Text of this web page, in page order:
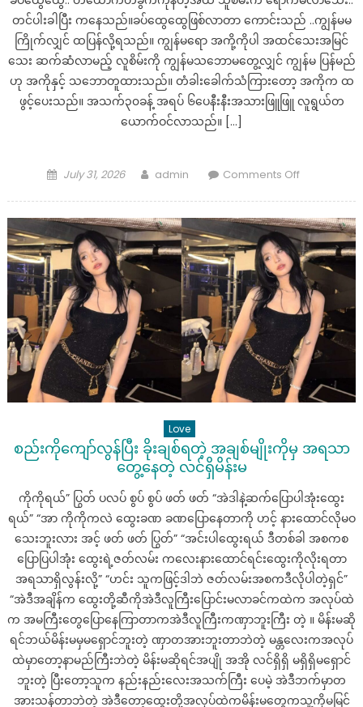
တင်ပါးခါပြီး ကနေသည်။ခပ်ထွေထွေဖြစ်လာတာ ကောင်းသည် ..ကျွန်မမ
ကြိုက်လျှင် ထပြန်လို့ရသည်။ ကျွန်မရော အကို့ကိုပါ အထင်သေးအမြင်
သေး ဆက်ဆံလာမည့် လူစိမ်းကို ကျွန်မသဘောမတွေ့လျှင် ကျွန်မ ပြန်မည်
ဟု အကိုနှင့် သဘောတူထားသည်။ တံခါးခေါက်သံကြားတော့ အကိုက ထ
ဖွင့်ပေးသည်။ အသက်၃၀ခန့် အရပ် ၆ပေနီးနီးအသားဖြူဖြူ လူရွယ်တ
ယောက်ဝင်လာသည်။ […]
Posted
July 31, 2026 Author
admin Comments Offon
နှစ်
ယောက်
နဲ့
အချစ်
ကို
မျှဝေ
ခြင်း
Love
စည်းကိုကျော်လွန်ပြီး ခိုးချစ်ရတဲ့ အချစ်မျိုးကိုမှ အရသာ
တွေ့နေတဲ့ လင်ရှိမိန်းမ
ကိုကိုရယ်” ပြွတ် ပလပ် စွပ် စွပ် ဖတ် ဖတ် “အဲဒါနဲ့ဆက်ပြောပါအုံးထွေး
ရယ်” “အာ ကိုကိုကလဲ ထွေးခဏ ခဏပြောနေတာကို ဟင့် နားထောင်လိုမဝ
သေးဘူးလား အင့် ဖတ် ဖတ် ပြွတ်” “အင်းပါထွေးရယ် ဒီတစ်ခါ အစကစ
ပြောပြပါအုံး ထွေးရဲ့ဇတ်လမ်း ကလေးနားထောင်ရင်းထွေးကိုလိုးရတာ
အရသာရှိလွန်းလို့” “ဟင်း သူကဖြင့်ဒါဘဲ ဇတ်လမ်းအစကဒီလိုပါတဲ့ရှင်”
“အဲဒီအချိန်က ထွေးတို့ဆီကိုအဲဒီလူကြီးပြောင်းမလာခင်ကထဲက အလုပ်ထဲ
က အမကြီးတွေပြောနေကြာတာကအဲဒီလူကြီးကဏှာဘူးကြီး တဲ့ ။ မိန်းမဆို
ရင်ဘယ်မိန်းမမှမရှောင်ဘူးတဲ့ ဏှာတအားဘူးတာဘဲတဲ့ မန္တလေးကအလုပ်
ထဲမှာတော့နာမည်ကြီးဘဲတဲ့ မိန်းမဆိုရင်အပျို အအို လင်ရှိရှိ မရှိရှိမရှောင်
ဘူးတဲ့ ပြီးတော့သူက နည်းနည်းလေးအသက်ကြီး ပေမဲ့ အဲဒီဘက်မှာတ
အားသန်တာဘဲတဲ့ အဲဒီတော့ထွေးတို့အလုပ်ထဲကမိန်းမတွေကသူ့ကိုမမြင်